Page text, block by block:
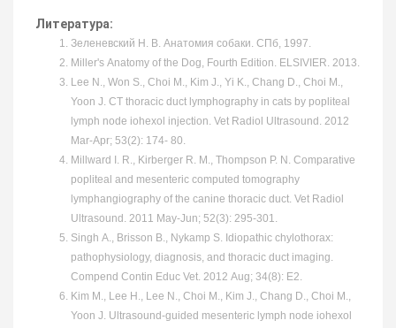
Литература:
Зеленевский Н. В. Анатомия собаки. СПб, 1997.
Miller's Anatomy of the Dog, Fourth Edition. ELSIVIER. 2013.
Lee N., Won S., Choi M., Kim J., Yi K., Chang D., Choi M.,
Yoon J. CT thoracic duct lymphography in cats by popliteal
lymph node iohexol injection. Vet Radiol Ultrasound. 2012
Mar-Apr; 53(2): 174- 80.
Millward I. R., Kirberger R. M., Thompson P. N. Comparative
popliteal and mesenteric computed tomography
lymphangiography of the canine thoracic duct. Vet Radiol
Ultrasound. 2011 May-Jun; 52(3): 295-301.
Singh A., Brisson B., Nykamp S. Idiopathic chylothorax:
pathophysiology, diagnosis, and thoracic duct imaging.
Compend Contin Educ Vet. 2012 Aug; 34(8): E2.
Kim M., Lee H., Lee N., Choi M., Kim J., Chang D., Choi M.,
Yoon J. Ultrasound-guided mesenteric lymph node iohexol